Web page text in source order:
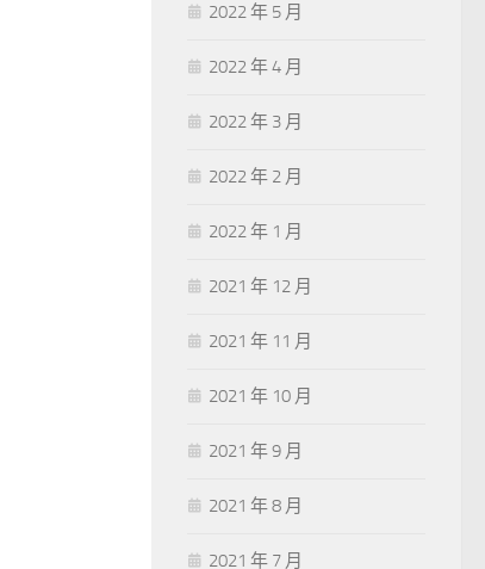
2022 年 5 月
2022 年 4 月
2022 年 3 月
2022 年 2 月
2022 年 1 月
2021 年 12 月
2021 年 11 月
2021 年 10 月
2021 年 9 月
2021 年 8 月
2021 年 7 月